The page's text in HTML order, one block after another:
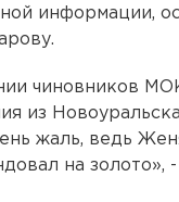
информации,
чиновников
из
жаль, ведь
на золото»,